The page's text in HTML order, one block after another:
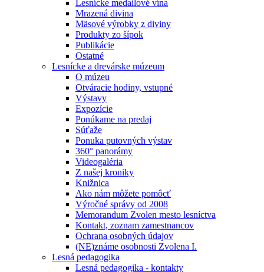
Lesnícke medailové vína
Mrazená divina
Mäsové výrobky z diviny
Produkty zo šípok
Publikácie
Ostatné
Lesnícke a drevárske múzeum
O múzeu
Otváracie hodiny, vstupné
Výstavy
Expozície
Ponúkame na predaj
Súťaže
Ponuka putovných výstav
360° panorámy
Videogaléria
Z našej kroniky
Knižnica
Ako nám môžete pomôcť
Výročné správy od 2008
Memorandum Zvolen mesto lesníctva
Kontakt, zoznam zamestnancov
Ochrana osobných údajov
(NE)známe osobnosti Zvolena I.
Lesná pedagogika
Lesná pedagogika - kontakty